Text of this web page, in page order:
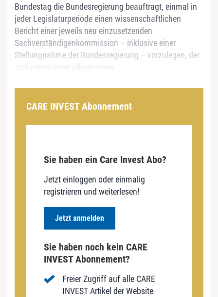
Bundestag die Bundesregierung beauftragt, einmal in
jeder Legislaturperiode einen wissenschaftlichen
Bericht einer jeweils neu einzusetzenden
Sachverständigenkommission – inklusive einer
Stellungnahme der Bundesregierung – vorzulegen, der
CARE INVEST Abonnement
Sie haben ein Care Invest Abo?
Jetzt einloggen oder einmalig
registrieren und weiterlesen!
Jetzt anmelden
Sie haben noch kein CARE
INVEST Abonnement?
Freier Zugriff auf alle CARE
INVEST Artikel der Website